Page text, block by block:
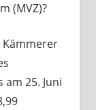
(MVZ)?
Kämmerer
25. Juni